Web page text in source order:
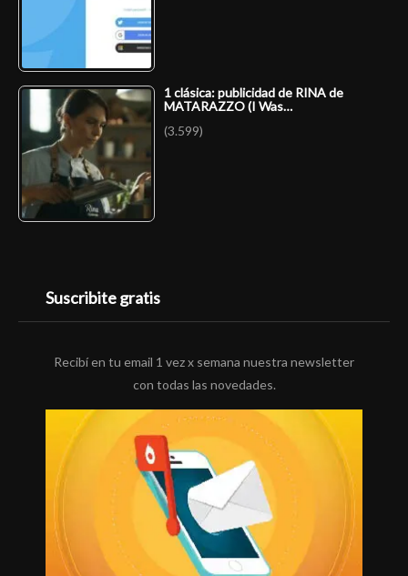
1 clásica: publicidad de RINA de
MATARAZZO (I Was…
(3.599)
Suscribite gratis
Recibí en tu email 1 vez x semana nuestra newsletter
con todas las novedades.